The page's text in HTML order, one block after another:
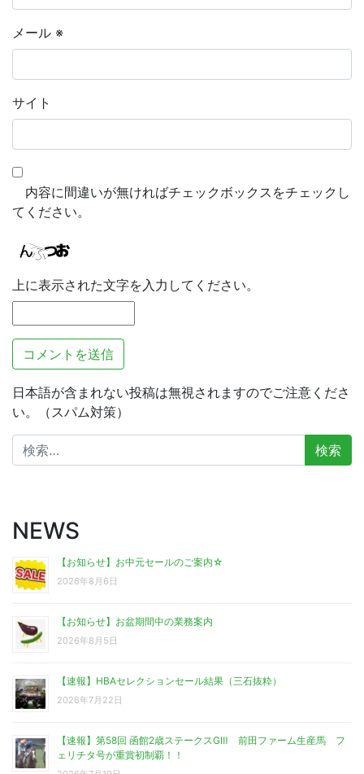
メール ※
サイト
内容に間違いが無ければチェックボックスをチェックし
てください。
上に表示された文字を入力してください。
日本語が含まれない投稿は無視されますのでご注意くださ
い。（スパム対策）
検
索:
NEWS
【お知らせ】お中元セールのご案内☆
2026年8月6日
【お知らせ】お盆期間中の業務案内
2026年8月5日
【速報】HBAセレクションセール結果（三石抜粋）
2026年7月22日
【速報】第58回 函館2歳ステークスGⅢ 前田ファーム生産馬 フ
ェリチタ号が重賞初制覇！！